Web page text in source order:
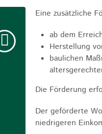
Eine zusätzliche
ab dem
Herstellung
baulichen
Die Förderung
Der geförderte
niedrigeren